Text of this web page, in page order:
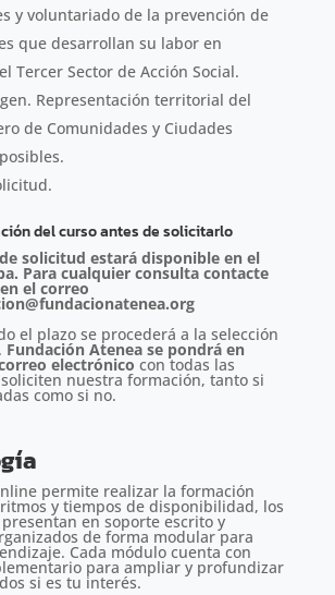
y voluntariado de la prevención de
que desarrollan su labor en
Tercer Sector de Acción Social.
Representación territorial del
de Comunidades y Ciudades
del curso antes de solicitarlo
solicitud estará disponible en el
Para cualquier consulta contacte
el correo
el plazo se procederá a la selección
Fundación Atenea se pondrá en
electrónico con todas las
nuestra formación, tanto si
como si no.
permite realizar la formación
y tiempos de disponibilidad, los
en soporte escrito y
de forma modular para
Cada módulo cuenta con
para ampliar y profundizar
si es tu interés.